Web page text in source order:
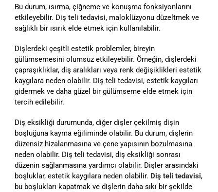
Bu durum, ısırma, çiğneme ve konuşma fonksiyonlarını
etkileyebilir. Diş teli tedavisi, maloklüzyonu düzeltmek ve
sağlıklı bir ısırık elde etmek için kullanılabilir.
Dişlerdeki çeşitli estetik problemler, bireyin
gülümsemesini olumsuz etkileyebilir. Örneğin, dişlerdeki
çapraşıklıklar, diş aralıkları veya renk değişiklikleri estetik
kaygılara neden olabilir. Diş teli tedavisi, estetik kaygıları
gidermek ve daha güzel bir gülümseme elde etmek için
tercih edilebilir.
Diş eksikliği durumunda, diğer dişler çekilmiş dişin
boşluğuna kayma eğiliminde olabilir. Bu durum, dişlerin
düzensiz hizalanmasına ve çene yapısının bozulmasına
neden olabilir. Diş teli tedavisi, diş eksikliği sonrası
düzenin sağlanmasına yardımcı olabilir. Dişler arasındaki
boşluklar, estetik kaygılara neden olabilir. Diş teli tedavisi,
bu boşlukları kapatmak ve dişlerin daha sıkı bir şekilde